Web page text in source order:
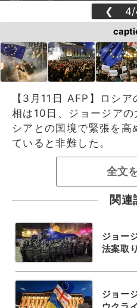
❮ 4/
【3月11日 AFP】ロシ
相は10日、ジョージア
シアとの国境で緊張を高
ていると非難した。
全文
関連
ジョー
法案取
ジョー